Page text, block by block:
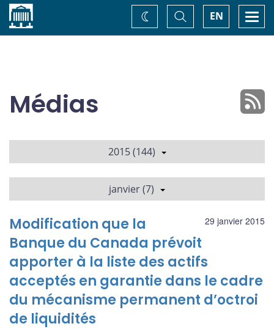
Accueil EN
Basculer
la
recherche
Changez
de
Médias
2015 (144)
janvier (7)
29 janvier 2015
Modification que la
Banque du Canada prévoit
apporter à la liste des actifs
acceptés en garantie dans le cadre
du mécanisme permanent d’octroi
de liquidités